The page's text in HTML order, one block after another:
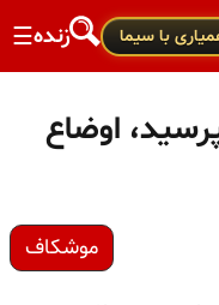
با سیما زنده☰
اوضاع
موشکاف